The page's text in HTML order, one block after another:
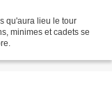
qu'aura lieu le tour
minimes et cadets se